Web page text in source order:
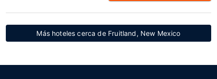
Más hoteles cerca de Fruitland, New Mexico